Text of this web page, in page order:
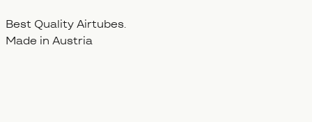
Best Quality Airtubes.
Made in Austria